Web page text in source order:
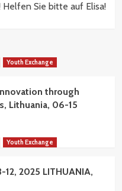
Helfen Sie bitte auf Elisa!
Youth Exchange
through
Lithuania, 06-15
Youth Exchange
12, 2025 LITHUANIA,